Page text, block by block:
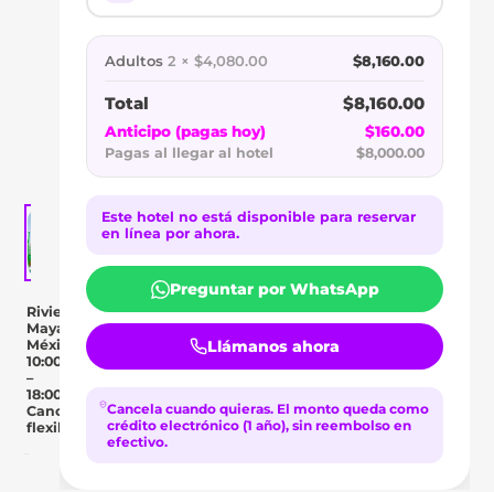
NICKELODEON
RIVIERA
MAYA
Riviera
Maya,
México
10:00
–
18:00
Cancelación
flexible
Adultos 2 × $4,080.00 $8,160.00
Total $8,160.00
Anticipo (pagas hoy) $160.00
Pagas al llegar al hotel $8,000.00
Este hotel no está disponible para reservar
en línea por ahora.
Preguntar por WhatsApp
Llámanos ahora
Cancela cuando quieras. El monto queda como
crédito electrónico (1 año), sin reembolso en
efectivo.